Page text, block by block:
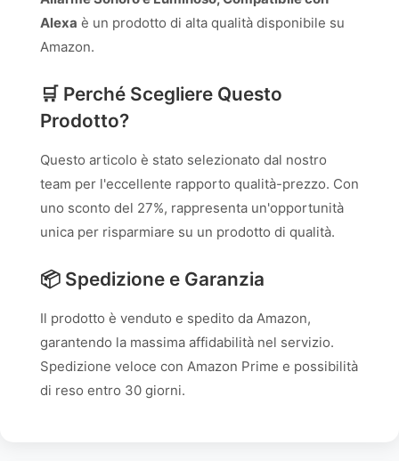
Alexa è un prodotto di alta qualità disponibile su
Amazon.
🛒 Perché Scegliere Questo
Prodotto?
Questo articolo è stato selezionato dal nostro
team per l'eccellente rapporto qualità-prezzo. Con
uno sconto del 27%, rappresenta un'opportunità
unica per risparmiare su un prodotto di qualità.
📦 Spedizione e Garanzia
Il prodotto è venduto e spedito da Amazon,
garantendo la massima affidabilità nel servizio.
Spedizione veloce con Amazon Prime e possibilità
di reso entro 30 giorni.